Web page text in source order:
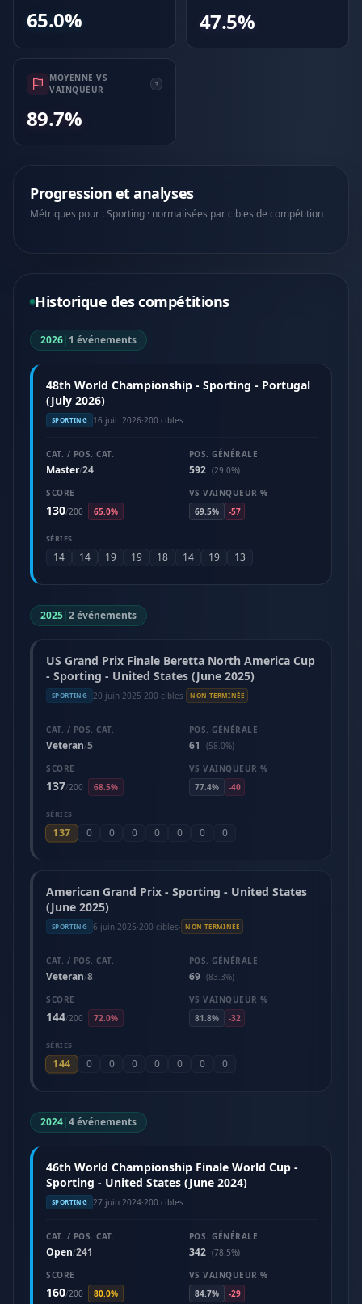
65.0% 47.5%
MOYENNE VS
VAINQUEUR
89.7%
Progression et analyses
Métriques pour : Sporting · normalisées par cibles de compétition
Historique des compétitions
2026| 1 événements
48th World Championship - Sporting - Portugal
(July 2026)
SPORTING 16 juil. 2026·200 cibles
CAT. / POS. CAT.
Master/24
POS. GÉNÉRALE
592 (29.0%)
SCORE
130/200 65.0%
VS VAINQUEUR %
69.5%
-57
SÉRIES
14 14 19 19 18 14 19 13
2025|2 événements
US Grand Prix Finale Beretta North America Cup
- Sporting - United States (June 2025)
SPORTING 20 juin 2025·200 cibles· NON TERMINÉE
CAT. / POS. CAT.
Veteran/5
POS. GÉNÉRALE
61
(58.0%)
SCORE
137/200 68.5%
VS VAINQUEUR %
77.4%
-40
SÉRIES
137 0 0 0 0 0 0 0
American Grand Prix - Sporting - United States
(June 2025)
SPORTING 6 juin 2025·200 cibles· NON TERMINÉE
CAT. / POS. CAT.
Veteran/8
POS. GÉNÉRALE
69 (83.3%)
SCORE
144/200 72.0%
VS VAINQUEUR %
81.8%
-32
SÉRIES
144 0 0 0 0 0 0 0
2024|4 événements
46th World Championship Finale World Cup -
Sporting - United States (June 2024)
SPORTING 27 juin 2024·200 cibles
CAT. / POS. CAT.
Open/241
POS. GÉNÉRALE
342 (78.5%)
SCORE
160/200 80.0%
VS VAINQUEUR %
84.7%
-29